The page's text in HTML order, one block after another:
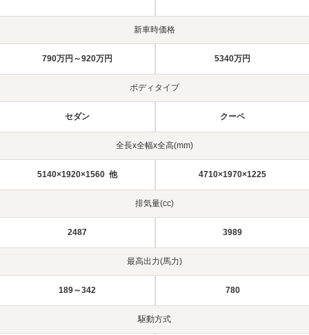
新車時価格
790万円～920万円 5340万円
ボディタイプ
セダン クーペ
全長x全幅x全高(mm)
5140×1920×1560 他 4710×1970×1225
排気量(cc)
2487 3989
最高出力(馬力)
189～342 780
駆動方式